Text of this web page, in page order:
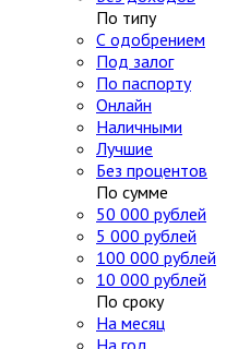
По типу
С одобрением
Под залог
По паспорту
Онлайн
Наличными
Лучшие
Без процентов
По сумме
50 000 рублей
5 000 рублей
100 000 рублей
10 000 рублей
По сроку
На месяц
На год